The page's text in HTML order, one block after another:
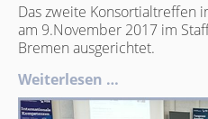
Das zweite Konsortialtreffen
am 9.November 2017 im
Bremen ausgerichtet.
Weiterlesen …